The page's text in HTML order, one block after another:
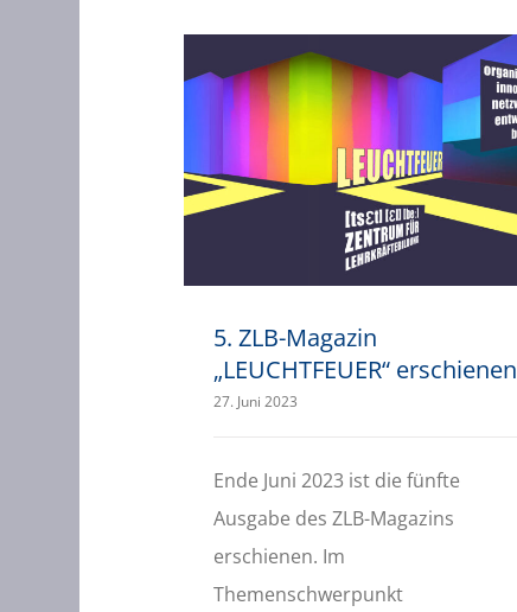
5. ZLB-Magazin
„LEUCHTFEUER“ erschienen
27. Juni 2023
Ende Juni 2023 ist die fünfte
Ausgabe des ZLB-Magazins
erschienen. Im
Themenschwerpunkt